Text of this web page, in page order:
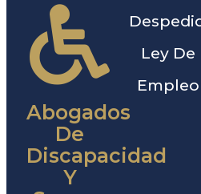
Abogados
De
Discapacidad
Y
Ley De
Empleo